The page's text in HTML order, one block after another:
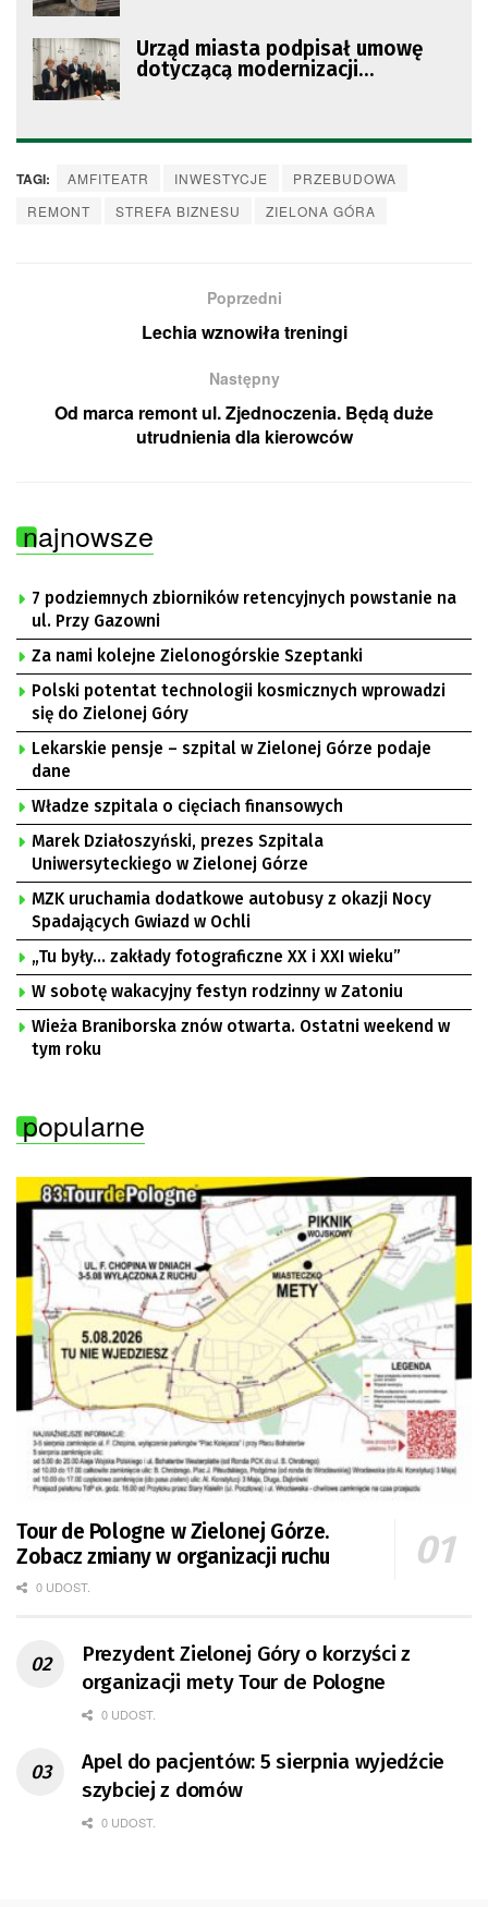
Urząd miasta podpisał umowę
dotyczącą modernizacji
TAGI: AMFITEATR INWESTYCJE
PRZEBUDOWA
REMONT
STREFA BIZNESU ZIELONA GÓRA
Poprzedni
Lechia wznowiła treningi
Następny
Od marca remont ul. Zjednoczenia. Będą duże
utrudnienia dla kierowców
najnowsze
7 podziemnych zbiorników retencyjnych powstanie na
ul. Przy Gazowni
Za nami kolejne Zielonogórskie Szeptanki
Polski potentat technologii kosmicznych wprowadzi
się do Zielonej Góry
Lekarskie pensje – szpital w Zielonej Górze podaje
dane
Władze szpitala o cięciach finansowych
Marek Działoszyński, prezes Szpitala
Uniwersyteckiego w Zielonej Górze
MZK uruchamia dodatkowe autobusy z okazji Nocy
Spadających Gwiazd w Ochli
„Tu były… zakłady fotograficzne XX i XXI wieku”
W sobotę wakacyjny festyn rodzinny w Zatoniu
Wieża Braniborska znów otwarta. Ostatni weekend w
tym roku
popularne
Tour de Pologne w Zielonej Górze.
Zobacz zmiany w organizacji ruchu
0 UDOST.
Prezydent Zielonej Góry o korzyści z
organizacji mety Tour de Pologne
0 UDOST.
Apel do pacjentów: 5 sierpnia wyjedźcie
szybciej z domów
0 UDOST.